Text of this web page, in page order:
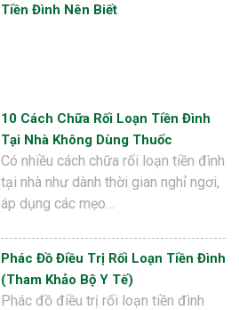
Tiền Đình Nên Biết
10 Cách Chữa Rối Loạn Tiền Đình
Tại Nhà Không Dùng Thuốc
Có nhiều cách chữa rối loạn tiền đình
tại nhà như dành thời gian nghỉ ngơi,
áp dụng các mẹo…
Phác Đồ Điều Trị Rối Loạn Tiền Đình
(Tham Khảo Bộ Y Tế)
Phác đồ điều trị rối loạn tiền đình